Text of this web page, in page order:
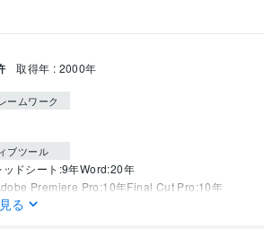
取得年 : 2000年
ームワーク
ブツール
ドシート:9年Word:20年
Premiere Pro:10年Final Cut Pro:10年
っくりMovieMaker:3年
る